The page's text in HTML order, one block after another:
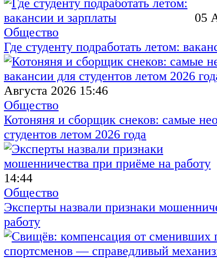
05
Общество
Где студенту подработать летом:
Августа 2026 15:46
Общество
Котоняня и сборщик снеков: самые
студентов летом 2026 года
14:44
Общество
Эксперты назвали признаки
работу